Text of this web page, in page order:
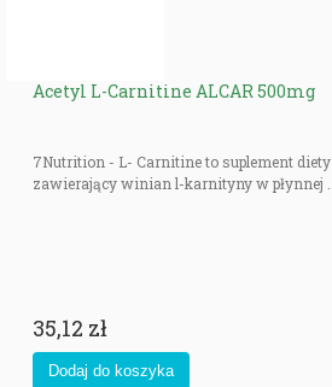
Acetyl L-Carnitine ALCAR 500mg
7Nutrition - L- Carnitine to suplement diety
zawierający winian l-karnityny w płynnej ...
35,12 zł